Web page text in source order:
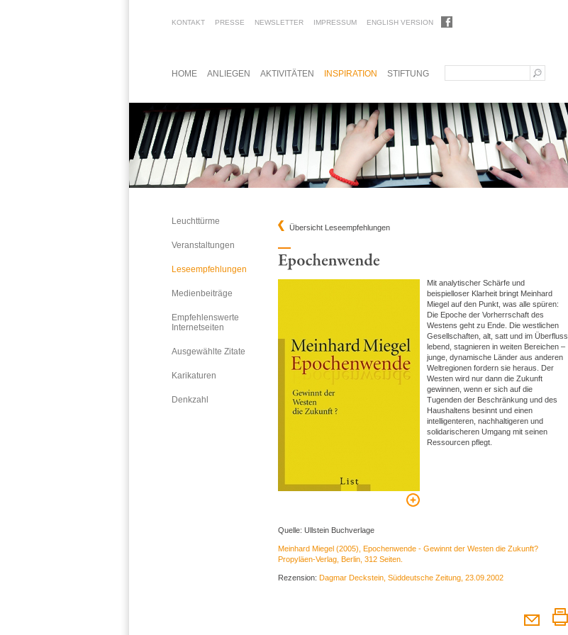
HOME ANLIEGEN AKTIVITÄTEN INSPIRATION STIFTUNG
Leuchttürme
Veranstaltungen
Leseempfehlungen
Medienbeiträge
Empfehlenswerte
Internetseiten
Ausgewählte Zitate
Karikaturen
Denkzahl
Übersicht Leseempfehlungen
Mit analytischer Schärfe und
beispielloser Klarheit bringt Meinhard
Miegel auf den Punkt, was alle spüren:
Die Epoche der Vorherrschaft des
Westens geht zu Ende. Die westlichen
Gesellschaften, alt, satt und im Überfluss
lebend, stagnieren in weiten Bereichen –
junge, dynamische Länder aus anderen
Weltregionen fordern sie heraus. Der
Westen wird nur dann die Zukunft
gewinnen, wenn er sich auf die
Tugenden der Beschränkung und des
Haushaltens besinnt und einen
intelligenteren, nachhaltigeren und
solidarischeren Umgang mit seinen
Ressourcen pflegt.
Quelle: Ullstein Buchverlage
Meinhard Miegel (2005), Epochenwende - Gewinnt der Westen die Zukunft?
Propyläen-Verlag, Berlin, 312 Seiten.
Rezension: Dagmar Deckstein, Süddeutsche Zeitung, 23.09.2002
KONTAKT PRESSE NEWSLETTER IMPRESSUM ENGLISH VERSION